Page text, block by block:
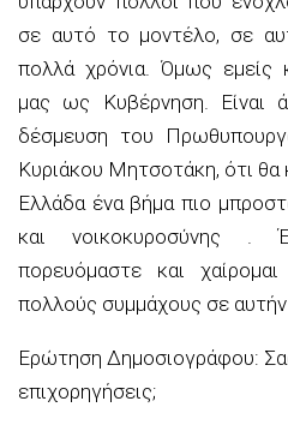
σε αυτό το μοντέλο, σε
πολλά χρόνια. Όμως εμείς
μας ως Κυβέρνηση. Είναι
δέσμευση του
Κυριάκου Μητσοτάκη, ότι θα
Ελλάδα ένα βήμα πιο
και νοικοκυροσύνης .
πορευόμαστε και
πολλούς συμμάχους σε αυτήν
Ερώτηση Δημοσιογράφου:
επιχορηγήσεις;